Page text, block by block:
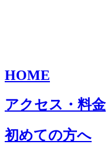
HOME
アクセス・料金
初めての方へ